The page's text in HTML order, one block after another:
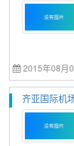
2015年08月
齐亚国际机